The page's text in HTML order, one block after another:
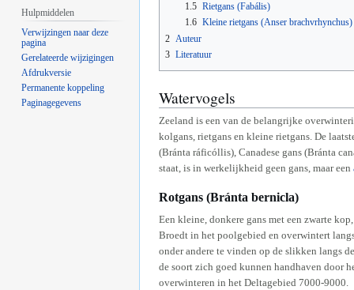
1.5 Rietgans (Fabális)
1.6 Kleine rietgans (Anser brachvrhynchus)
2 Auteur
3 Literatuur
Watervogels
Zeeland is een van de belangrijke
kolgans, rietgans en kleine rietgans. De
(Bránta ráficóllis), Canadese gans (Bránta
staat, is in werkelijkheid geen gans, maar een
Rotgans (Bránta bernicla)
Een kleine, donkere gans met een zwarte
Broedt in het poolgebied en overwintert
onder andere te vinden op de slikken langs
de soort zich goed kunnen handhaven door
overwinteren in het Deltagebied 7000-9000.
Hulpmiddelen
Verwijzingen naar deze
pagina
Gerelateerde wijzigingen
Afdrukversie
Permanente koppeling
Paginagegevens